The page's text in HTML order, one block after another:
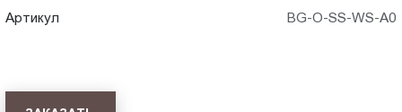
Артикул BG-O-SS-WS-A0